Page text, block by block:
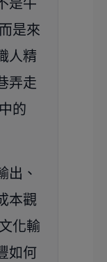
是牛
是來
人精
弄走
的
出 、
本觀
文化輸
如何